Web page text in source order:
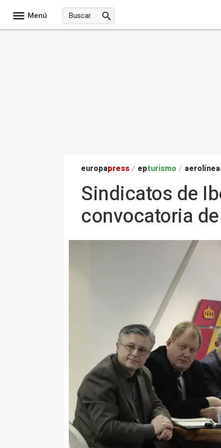
Menú
europapress / epturismo /
Sindicatos de
convocatoria